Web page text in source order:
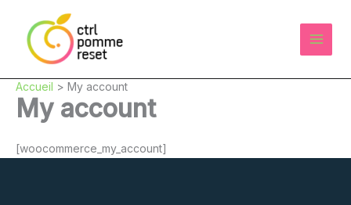
contenu
Accueil My account
My account
[woocommerce_my_account]